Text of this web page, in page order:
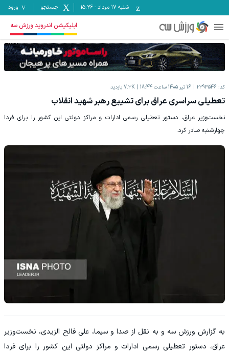
شنبه ۱۷ مرداد -
15:26 جستجو ورود
اپلیکیشن اندروید ورزش سه
کد: 2393546 16 تیر 1405 ساعت 18:44 7.3K بازدید
تعطیلی سراسری عراق برای تشییع رهبر شهید انقلاب
نخست‌وزیر عراق، دستور تعطیلی رسمی ادارات و مراکز دولتی این کشور را برای فردا
چهارشنبه صادر کرد.
به گزارش ورزش سه و به نقل از صدا و سیما، علی فالح الزیدی، نخست‌وزیر
عراق، دستور تعطیلی رسمی ادارات و مراکز دولتی این کشور را برای فردا